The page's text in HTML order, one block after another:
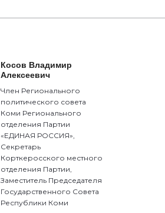
Косов Владимир
Алексеевич
Член Регионального
политического совета
Коми Регионального
отделения Партии
«ЕДИНАЯ РОССИЯ»,
Секретарь
Корткеросского местного
отделения Партии,
Заместитель Председателя
Государственного Совета
Республики Коми